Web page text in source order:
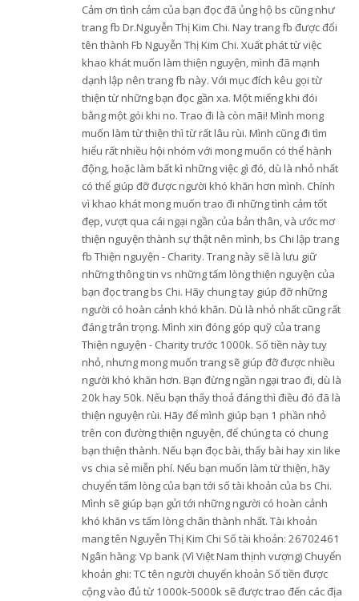
Cảm ơn tình cảm của bạn đọc đã ủng hộ bs cũng như
trang fb Dr.Nguyễn Thị Kim Chi. Nay trang fb được đổi
tên thành Fb Nguyễn Thị Kim Chi. Xuất phát từ việc
khao khát muốn làm thiện nguyện, mình đã mạnh
dạnh lập nên trang fb này. Với mục đích kêu gọi từ
thiện từ những bạn đọc gần xa. Một miếng khi đói
bằng một gói khi no. Trao đi là còn mãi! Mình mong
muốn làm từ thiện thì từ rất lâu rùi. Mình cũng đi tìm
hiểu rất nhiều hội nhóm với mong muốn có thể hành
động, hoặc làm bất kì những việc gì đó, dù là nhỏ nhất
có thể giúp đỡ được người khó khăn hơn mình. Chính
vì khao khát mong muốn trao đi những tình cảm tốt
đẹp, vượt qua cái ngại ngần của bản thân, và ước mơ
thiện nguyện thành sự thật nên mình, bs Chi lập trang
fb Thiện nguyện - Charity. Trang này sẽ là lưu giữ
những thông tin vs những tấm lòng thiện nguyện của
bạn đọc trang bs Chi. Hãy chung tay giúp đỡ những
người có hoàn cảnh khó khăn. Dù là nhỏ nhất cũng rất
đáng trân trọng. Mình xin đóng góp quỹ của trang
Thiện nguyện - Charity trước 1000k. Số tiền này tuy
nhỏ, nhưng mong muốn trang sẽ giúp đỡ được nhiều
người khó khăn hơn. Bạn đừng ngần ngại trao đi, dù là
20k hay 50k. Nếu bạn thấy thoả đáng thì điều đó đã là
thiện nguyện rùi. Hãy để mình giúp bạn 1 phần nhỏ
trên con đường thiện nguyện, để chúng ta có chung
bạn thiện thành. Nếu bạn đọc bài, thấy bài hay xin like
vs chia sẻ miễn phí. Nếu bạn muốn làm từ thiện, hãy
chuyển tấm lòng của bạn tới số tài khoản của bs Chi.
Mình sẽ giúp bạn gửi tới những người có hoàn cảnh
khó khăn vs tấm lòng chân thành nhất. Tài khoản
mang tên Nguyễn Thị Kim Chi Số tài khoản: 26702461
Ngân hàng: Vp bank (Vì Việt Nam thịnh vượng) Chuyển
khoản ghi: TC tên người chuyển khoản Số tiền được
cộng vào đủ từ 1000k-5000k sẽ được trao đến các địa